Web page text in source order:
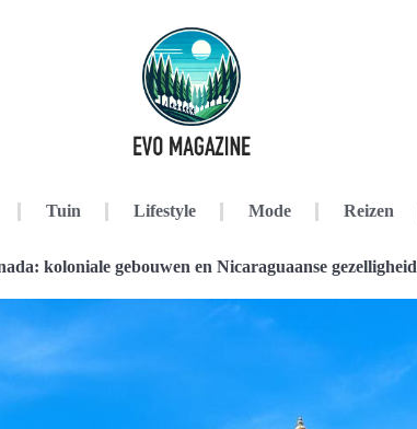
Tuin Lifestyle Mode Reizen
koloniale gebouwen en Nicaraguaanse gezelligheid